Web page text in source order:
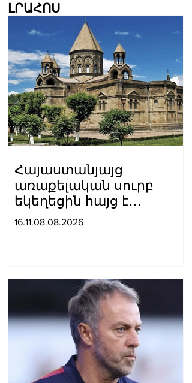
ԼՐԱՀՈՍ
Հայաստանյայց
առաքելական սուրբ
եկեղեցին հայց է
ներկայացրել՝ ընդդեմ
16.11.08.08.2026